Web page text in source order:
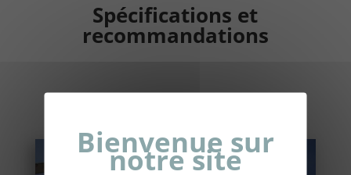
Spécifications et
recommandations